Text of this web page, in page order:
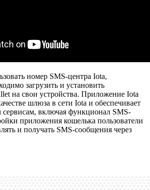
номер SMS-центра Iota,
загрузить и установить
на свои устройства. Приложение Iota
шлюза в сети Iota и обеспечивает
сервисам, включая функционал SMS-
приложения кошелька пользователи
и получать SMS-сообщения через